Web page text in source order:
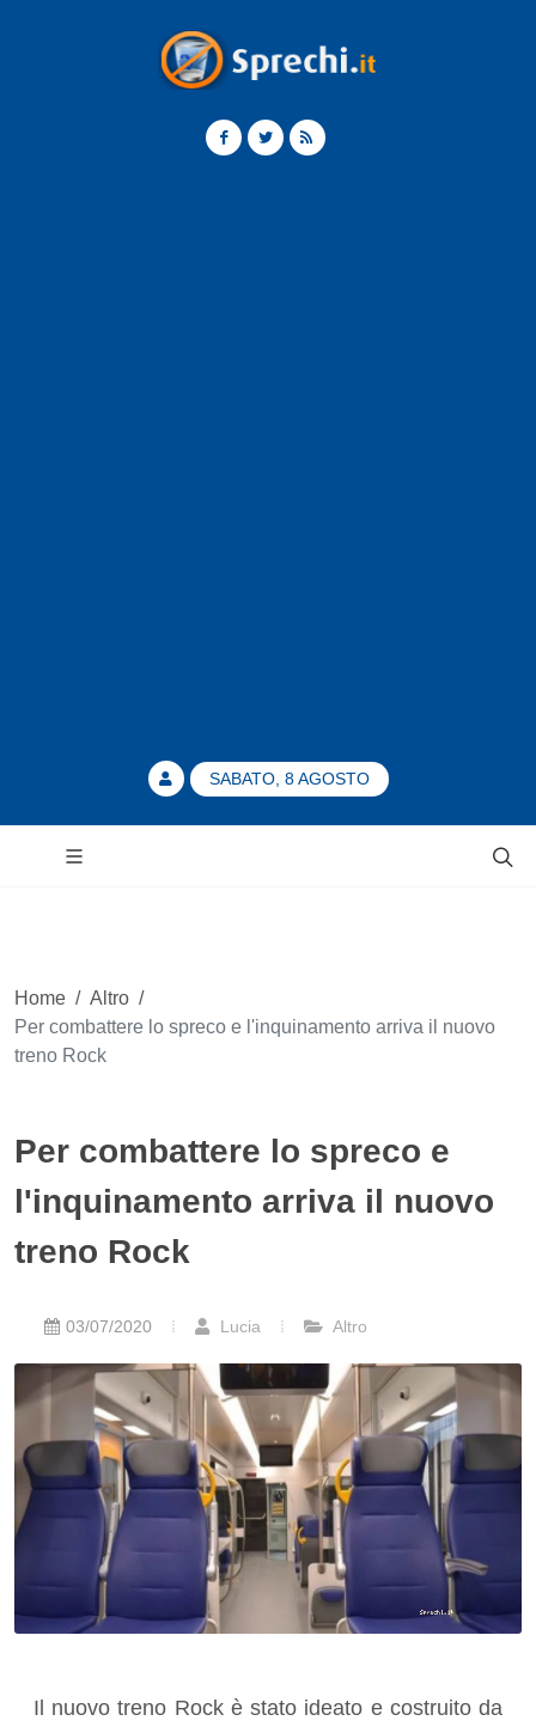
SABATO, 8 AGOSTO
Home / Altro /
Per combattere lo spreco e l'inquinamento arriva il nuovo
treno Rock
Per combattere lo spreco e
l'inquinamento arriva il nuovo
treno Rock
03/07/2020 Lucia Altro
Il nuovo treno Rock è stato ideato e costruito da